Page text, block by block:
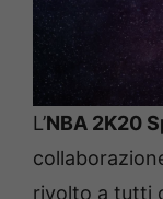
L’NBA 2K20
rivolto a tutti